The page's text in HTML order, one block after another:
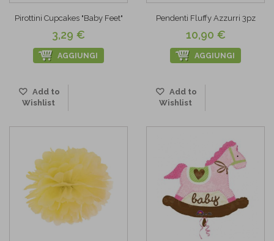
Pirottini Cupcakes "Baby Feet"
3,29 €
AGGIUNGI
Add to
Wishlist
Pendenti Fluffy Azzurri 3pz
10,90 €
AGGIUNGI
Add to
Wishlist